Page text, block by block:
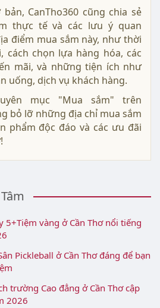
CanTho360 cũng chia sẻ
thực tế và các lưu ý quan
điểm mua sắm này, như thời
cách chọn lựa hàng hóa, các
mãi, và những tiện ích như
uống, dịch vụ khách hàng.
mục "Mua sắm" trên
bỏ lỡ những địa chỉ mua sắm
phẩm độc đáo và các ưu đãi
5+Tiệm vàng ở Cần Thơ nổi tiếng
Pickleball ở Cần Thơ đáng để bạn
trường Cao đẳng ở Cần Thơ cập
2026